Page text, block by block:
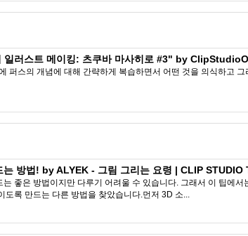
일러스트 메이킹: 츠쿠바 마사히로 #3" by
퍼스의 개념에 대해 간략하게 복습하면서 어떤 것을 의식하고
는 방법! by ALYEK - 그림 그리는 요령 | CLIP STUDIO
좋은 방법이지만 다루기 어려울 수 있습니다. 그래서 이 팁에
도록 만드는 다른 방법을 찾았습니다.먼저 3D 소...